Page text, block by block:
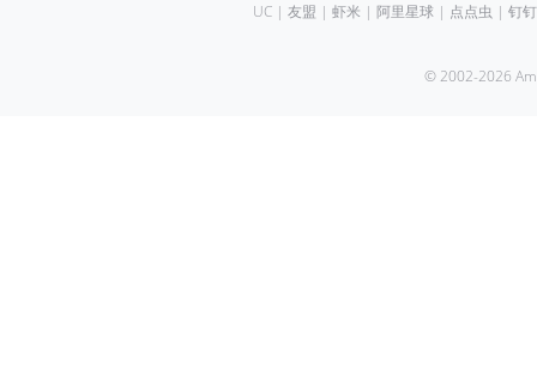
UC| 友盟 | 虾米 | 阿里星球| 点点虫 | 钉钉
© 2002-2026